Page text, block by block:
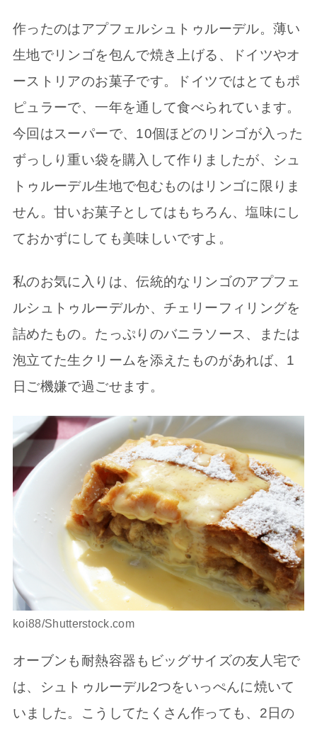
作ったのはアプフェルシュトゥルーデル。薄い
生地でリンゴを包んで焼き上げる、ドイツやオ
ーストリアのお菓子です。ドイツではとてもポ
ピュラーで、一年を通して食べられています。
今回はスーパーで、10個ほどのリンゴが入った
ずっしり重い袋を購入して作りましたが、シュ
トゥルーデル生地で包むものはリンゴに限りま
せん。甘いお菓子としてはもちろん、塩味にし
ておかずにしても美味しいですよ。
私のお気に入りは、伝統的なリンゴのアプフェ
ルシュトゥルーデルか、チェリーフィリングを
詰めたもの。たっぷりのバニラソース、または
泡立てた生クリームを添えたものがあれば、1
日ご機嫌で過ごせます。
koi88/Shutterstock.com
オーブンも耐熱容器もビッグサイズの友人宅で
は、シュトゥルーデル2つをいっぺんに焼いて
いました。こうしてたくさん作っても、2日の